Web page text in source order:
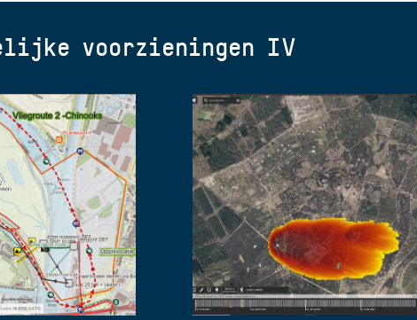
voorzieningen IV